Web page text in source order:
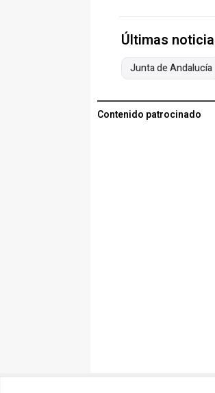
Últimas
Junta de Andalucía
Contenido patrocinado